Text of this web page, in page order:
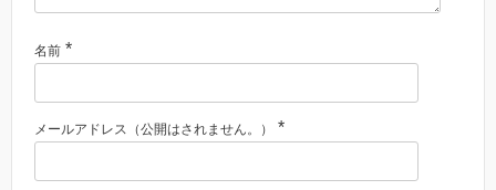
名前 *
メールアドレス（公開はされません。） *